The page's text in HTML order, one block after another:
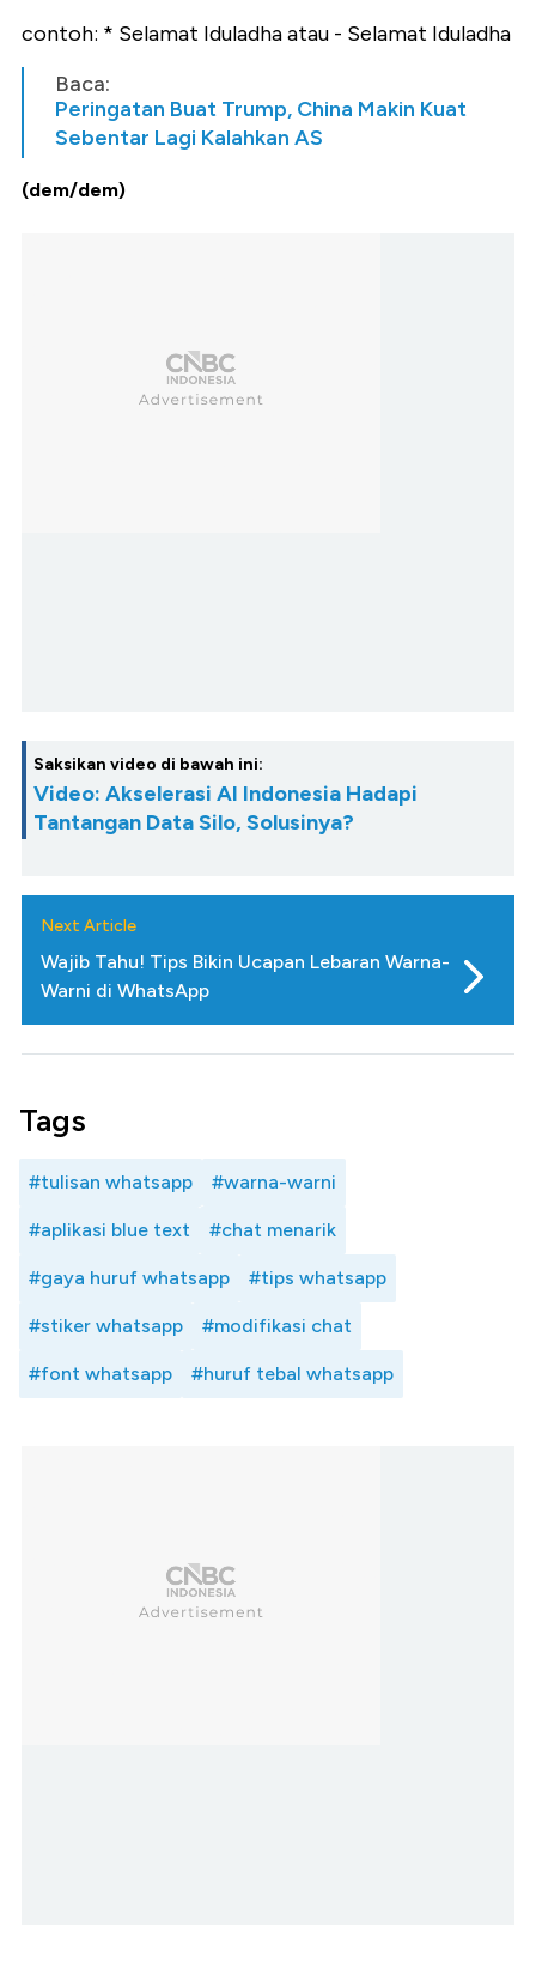
contoh: * Selamat Iduladha atau - Selamat Iduladha
Baca:
Peringatan Buat Trump, China Makin Kuat
Sebentar Lagi Kalahkan AS
(dem/dem)
Saksikan video di bawah ini:
Video: Akselerasi AI Indonesia Hadapi
Tantangan Data Silo, Solusinya?
Next Article
Wajib Tahu! Tips Bikin Ucapan Lebaran Warna-
Warni di WhatsApp
Tags
#tulisan whatsapp #warna-warni
#aplikasi blue text #chat menarik
#gaya huruf whatsapp #tips whatsapp
#stiker whatsapp #modifikasi chat
#font whatsapp #huruf tebal whatsapp